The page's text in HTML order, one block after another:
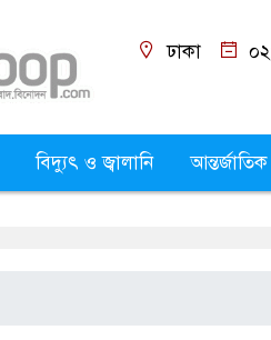
ঢাকা
বিদ্যুৎ ও জ্বালানি আন্তর্জাতিক